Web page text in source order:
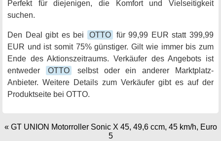
Perfekt für diejenigen, die Komfort und Vielseitigkeit
suchen.
Den Deal gibt es bei OTTO
für 99,99 EUR statt 399,99
EUR und ist somit 75% günstiger. Gilt wie immer bis zum
Ende des Aktionszeitraums. Verkäufer des Angebots ist
entweder
OTTO
selbst oder ein anderer Marktplatz-
Anbieter. Weitere Details zum Verkäufer gibt es auf der
Produktseite bei OTTO.
« GT UNION Motorroller Sonic X 45, 49,6 ccm, 45 km/h, Euro
5